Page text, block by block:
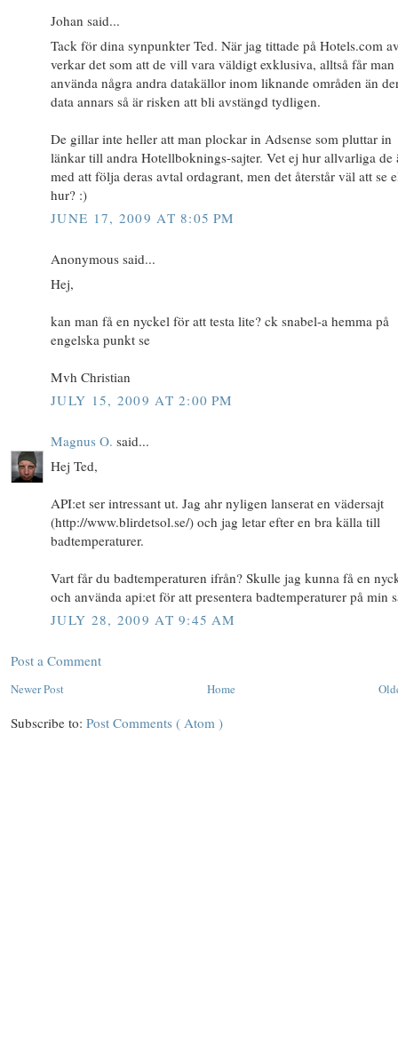
Johan said...
Tack för dina synpunkter Ted. När jag tittade på Hotels.com
verkar det som att de vill vara väldigt exklusiva, alltså får man
använda några andra datakällor inom liknande områden än
data annars så är risken att bli avstängd tydligen.
De gillar inte heller att man plockar in Adsense som pluttar in
länkar till andra Hotellboknings-sajter. Vet ej hur allvarliga de
med att följa deras avtal ordagrant, men det återstår väl att se
hur? :)
JUNE 17, 2009 AT 8:05 PM
Anonymous said...
Hej,
kan man få en nyckel för att testa lite? ck snabel-a hemma på
engelska punkt se
Mvh Christian
JULY 15, 2009 AT 2:00 PM
Magnus O. said...
Hej Ted,
API:et ser intressant ut. Jag ahr nyligen lanserat en vädersajt
(http://www.blirdetsol.se/) och jag letar efter en bra källa till
badtemperaturer.
Vart får du badtemperaturen ifrån? Skulle jag kunna få en
och använda api:et för att presentera badtemperaturer på min
JULY 28, 2009 AT 9:45 AM
Post a Comment
Newer Post Home
Subscribe to: Post Comments ( Atom )